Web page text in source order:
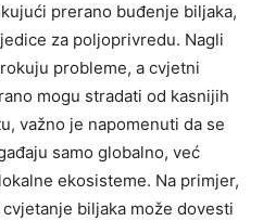
prerano buđenje biljaka,
za poljoprivredu. Nagli
probleme, a cvjetni
mogu stradati od kasnijih
važno je napomenuti da se
samo globalno, već
ekosisteme. Na primjer,
biljaka može dovesti